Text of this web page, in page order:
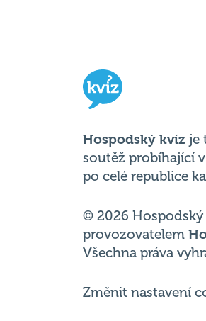
Hospodský kvíz
soutěž probíhající
© 2026 Hospodský
provozovatelem
Změnit nastavení